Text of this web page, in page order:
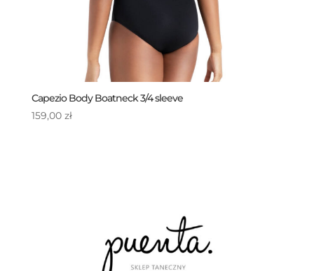
Capezio Body Boatneck 3/4 sleeve
159,00 zł